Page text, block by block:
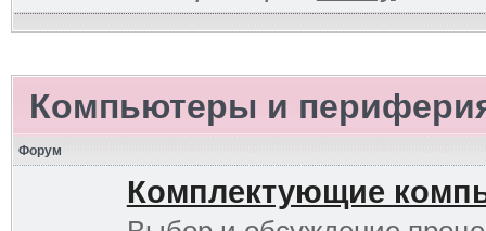
Компьютеры и
Форум
Комплектующие